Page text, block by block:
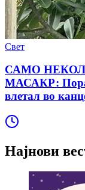
Свет
САМО
МАСАКР:
влетал во
Најнови